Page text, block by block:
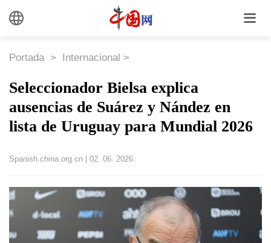
Portada > Internacional >
Seleccionador Bielsa explica
ausencias de Suárez y Nández en
lista de Uruguay para Mundial 2026
Spanish.china.org.cn 02. 06. 2026